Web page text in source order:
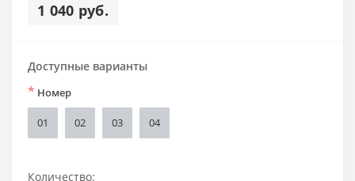
1 040 руб.
Доступные варианты
* Номер
01 02 03 04
Количество: